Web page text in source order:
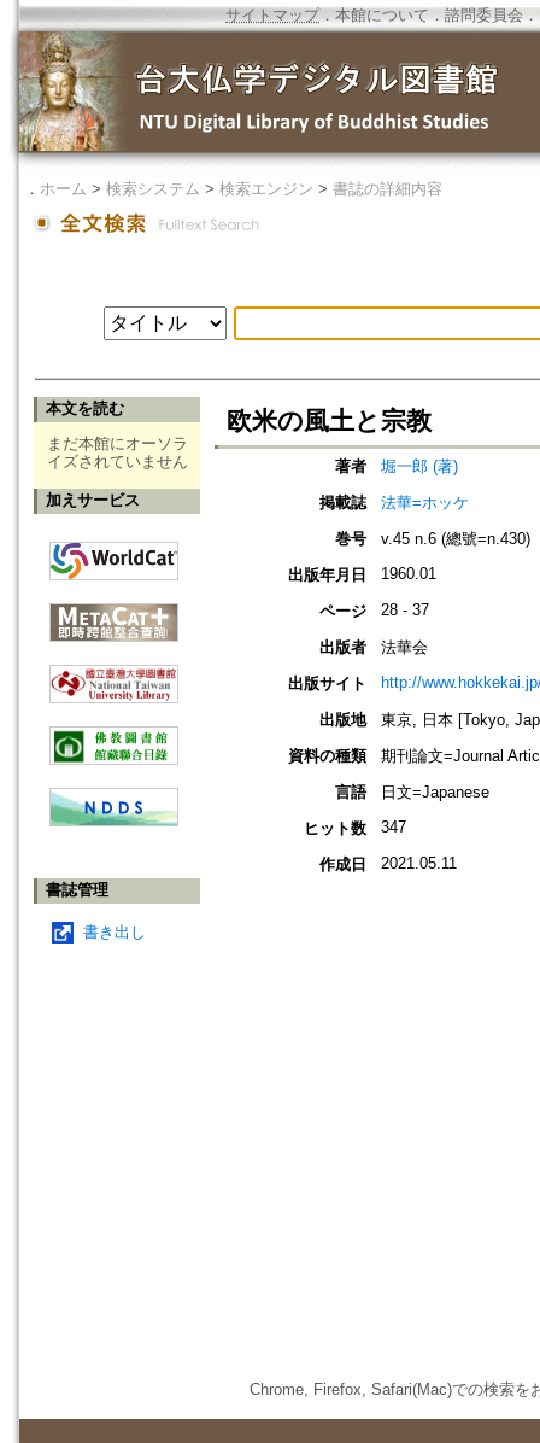
サイトマップ．本館について ． 諮問委員会 ．
． ホーム > 検索システム > 検索エンジン > 書誌の詳細内容
本文を読む
まだ本館にオーソラ
イズされていません
加えサービス
書誌管理
書き出し
欧米の風土と宗教
著者
堀一郎 (著)
掲載誌
法華=ホッケ
巻号
v.45 n.6 (總號=n.430)
出版年月日
1960.01
ページ 28 - 37
出版者
法華会
出版サイト
http://
出版地
東京, 日本 [Tokyo,
資料の種類
期刊論文=Journal
言語
日文=Japanese
ヒット数
347
作成日 2021.05.11
Chrome, Firefox, Safari(Mac)での検索を